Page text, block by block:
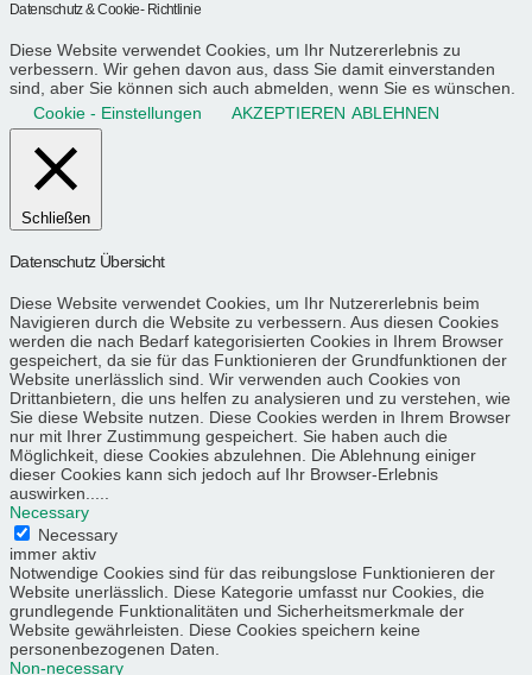
Datenschutz & Cookie- Richtlinie
Diese Website verwendet Cookies, um Ihr Nutzererlebnis zu
verbessern. Wir gehen davon aus, dass Sie damit einverstanden
sind, aber Sie können sich auch abmelden, wenn Sie es wünschen.
Cookie - Einstellungen
AKZEPTIEREN ABLEHNEN
Schließen
Datenschutz Übersicht
Diese Website verwendet Cookies, um Ihr Nutzererlebnis beim
Navigieren durch die Website zu verbessern. Aus diesen Cookies
werden die nach Bedarf kategorisierten Cookies in Ihrem Browser
gespeichert, da sie für das Funktionieren der Grundfunktionen der
Website unerlässlich sind. Wir verwenden auch Cookies von
Drittanbietern, die uns helfen zu analysieren und zu verstehen, wie
Sie diese Website nutzen. Diese Cookies werden in Ihrem Browser
nur mit Ihrer Zustimmung gespeichert. Sie haben auch die
Möglichkeit, diese Cookies abzulehnen. Die Ablehnung einiger
dieser Cookies kann sich jedoch auf Ihr Browser-Erlebnis
auswirken.....
Necessary
Necessary
immer aktiv
Notwendige Cookies sind für das reibungslose Funktionieren der
Website unerlässlich. Diese Kategorie umfasst nur Cookies, die
grundlegende Funktionalitäten und Sicherheitsmerkmale der
Website gewährleisten. Diese Cookies speichern keine
personenbezogenen Daten.
Non-necessary